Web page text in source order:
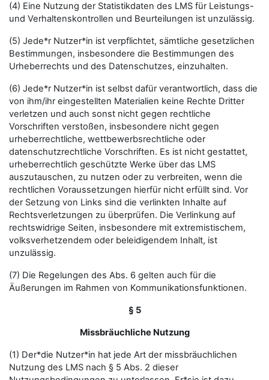
(4) Eine Nutzung der Statistikdaten des LMS für Leistungs-
und Verhaltenskontrollen und Beurteilungen ist unzulässig.
(5) Jede*r Nutzer*in ist verpflichtet, sämtliche gesetzlichen
Bestimmungen, insbesondere die Bestimmungen des
Urheberrechts und des Datenschutzes, einzuhalten.
(6) Jede*r Nutzer*in ist selbst dafür verantwortlich, dass die
von ihm/ihr eingestellten Materialien keine Rechte Dritter
verletzen und auch sonst nicht gegen rechtliche
Vorschriften verstoßen, insbesondere nicht gegen
urheberrechtliche, wettbewerbsrechtliche oder
datenschutzrechtliche Vorschriften. Es ist nicht gestattet,
urheberrechtlich geschützte Werke über das LMS
auszutauschen, zu nutzen oder zu verbreiten, wenn die
rechtlichen Voraussetzungen hierfür nicht erfüllt sind. Vor
der Setzung von Links sind die verlinkten Inhalte auf
Rechtsverletzungen zu überprüfen. Die Verlinkung auf
rechtswidrige Seiten, insbesondere mit extremistischem,
volksverhetzendem oder beleidigendem Inhalt, ist
unzulässig.
(7) Die Regelungen des Abs. 6 gelten auch für die
Äußerungen im Rahmen von Kommunikationsfunktionen.
§ 5
Missbräuchliche Nutzung
(1) Der*die Nutzer*in hat jede Art der missbräuchlichen
Nutzung des LMS nach § 5 Abs. 2 dieser